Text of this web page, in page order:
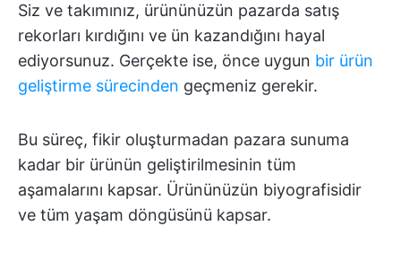
Siz ve takımınız, ürününüzün pazarda satış
rekorları kırdığını ve ün kazandığını hayal
ediyorsunuz. Gerçekte ise, önce uygun bir ürün
geliştirme sürecinden geçmeniz gerekir.
Bu süreç, fikir oluşturmadan pazara sunuma
kadar bir ürünün geliştirilmesinin tüm
aşamalarını kapsar. Ürününüzün biyografisidir
ve tüm yaşam döngüsünü kapsar.